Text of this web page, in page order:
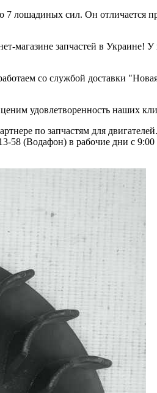
лошадиных сил. Он отличается
запчастей в Украине!
со службой доставки
удовлетворенность наших
по запчастям для
(Водафон) в рабочие дни с 9:00